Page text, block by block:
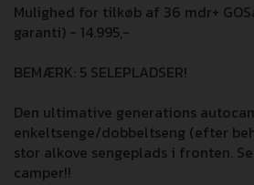
Mulighed for tilkøb af 36 mdr+
garanti) - 14.995,-
BEMÆRK: 5 SELEPLADSER!
Den ultimative generations
enkeltsenge/dobbeltseng (efter
stor alkove sengeplads i fronten.
camper!!